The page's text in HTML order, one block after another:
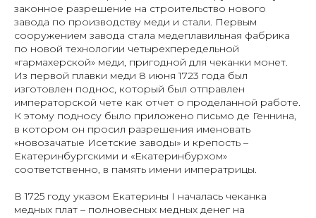
законное разрешение на строительство нового
завода по производству меди и стали. Первым
сооружением завода стала медеплавильная фабрика
по новой технологии четырехпередельной
«гармахерской» меди, пригодной для чеканки монет.
Из первой плавки меди 8 июня 1723 года был
изготовлен поднос, который был отправлен
императорской чете как отчет о проделанной работе.
К этому подносу было приложено письмо де Геннина,
в котором он просил разрешения именовать
«новозачатые Исетские заводы» и крепость –
Екатеринбургскими и «Екатеринбурхом»
соответственно, в память имени императрицы.
В 1725 году указом Екатерины I началась чеканка
медных плат – полновесных медных денег на